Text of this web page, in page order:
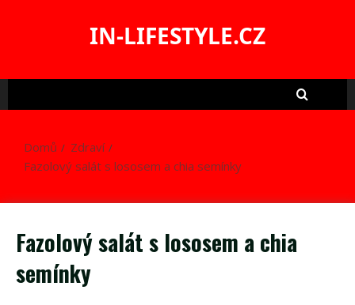
IN-LIFESTYLE.CZ
Domů
Zdraví
Fazolový salát s lososem a chia semínky
Fazolový salát s lososem a chia
semínky